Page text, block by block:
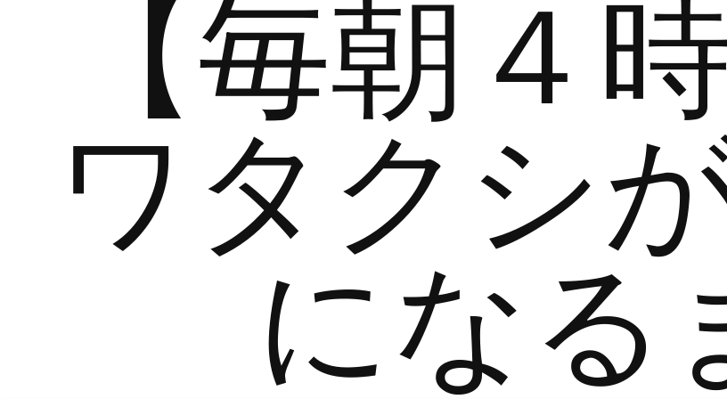
【毎朝４
ワタクシ
になる